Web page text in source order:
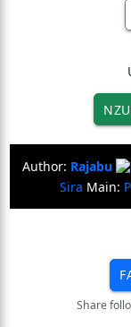
Author: Rajabu
Sira Main:
Share